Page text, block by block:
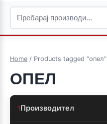
Home / Products tagged “опел”
ОПЕЛ
1Производител